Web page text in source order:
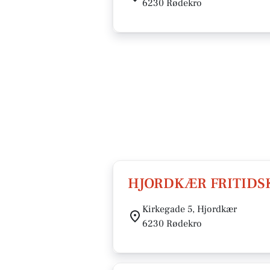
6230 Rødekro
HJORDKÆR
Kirkegade 5, Hjordkær
6230 Rødekro